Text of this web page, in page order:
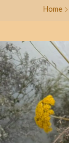
Home